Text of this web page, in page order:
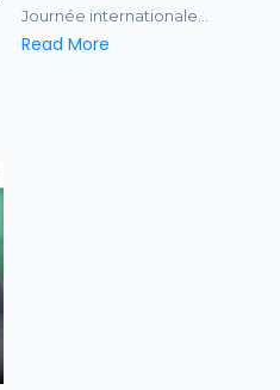
Journée internationale…
Read More